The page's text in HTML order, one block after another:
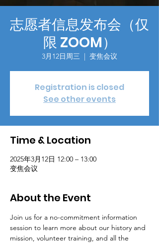
志愿者信息发布会（仅
限 ZOOM）
3月12日周三
  |
变焦会议
Registration is closed
See other events
Time & Location
2025年3月12日 12:00 – 13:00
变焦会议
About the Event
Join us for a no-commitment information
session to learn more about our history and
mission, volunteer training, and all the